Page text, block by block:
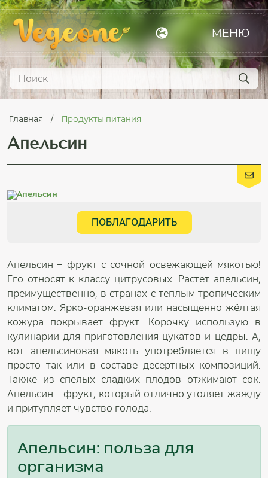
МЕНЮ
Главная Продукты питания
Апельсин
ПОБЛАГОДАРИТЬ
Апельсин – фрукт с сочной освежающей мякотью!
Его относят к классу цитрусовых. Растет апельсин,
преимущественно, в странах с тёплым тропическим
климатом. Ярко-оранжевая или насыщенно жёлтая
кожура покрывает фрукт. Корочку использую в
кулинарии для приготовления цукатов и цедры. А,
вот апельсиновая мякоть употребляется в пищу
просто так или в составе десертных композиций.
Также из спелых сладких плодов отжимают сок.
Апельсин – фрукт, который отлично утоляет жажду
и притупляет чувство голода.
Апельсин: польза для
организма